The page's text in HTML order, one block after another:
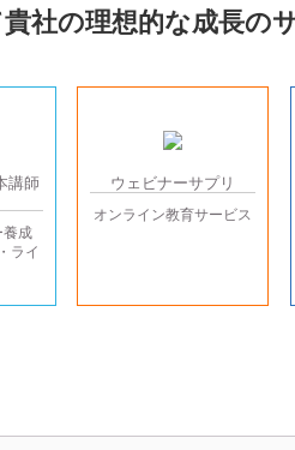
貴社の理想的な成長の
講師
養成
ライ
ウェビナーサプリ
オンライン教育サービス